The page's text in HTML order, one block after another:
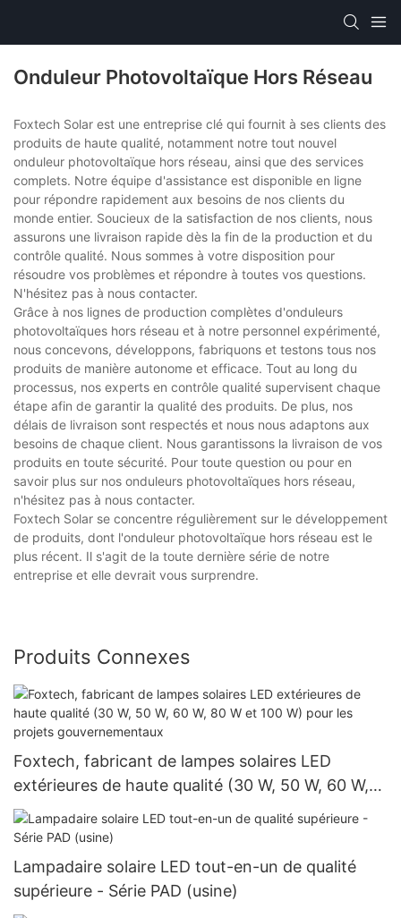
Onduleur Photovoltaïque Hors Réseau
Foxtech Solar est une entreprise clé qui fournit à ses clients des
produits de haute qualité, notamment notre tout nouvel
onduleur photovoltaïque hors réseau, ainsi que des services
complets. Notre équipe d'assistance est disponible en ligne
pour répondre rapidement aux besoins de nos clients du
monde entier. Soucieux de la satisfaction de nos clients, nous
assurons une livraison rapide dès la fin de la production et du
contrôle qualité. Nous sommes à votre disposition pour
résoudre vos problèmes et répondre à toutes vos questions.
N'hésitez pas à nous contacter.
Grâce à nos lignes de production complètes d'onduleurs
photovoltaïques hors réseau et à notre personnel expérimenté,
nous concevons, développons, fabriquons et testons tous nos
produits de manière autonome et efficace. Tout au long du
processus, nos experts en contrôle qualité supervisent chaque
étape afin de garantir la qualité des produits. De plus, nos
délais de livraison sont respectés et nous nous adaptons aux
besoins de chaque client. Nous garantissons la livraison de vos
produits en toute sécurité. Pour toute question ou pour en
savoir plus sur nos onduleurs photovoltaïques hors réseau,
n'hésitez pas à nous contacter.
Foxtech Solar se concentre régulièrement sur le développement
de produits, dont l'onduleur photovoltaïque hors réseau est le
plus récent. Il s'agit de la toute dernière série de notre
entreprise et elle devrait vous surprendre.
Produits Connexes
Foxtech, fabricant de lampes solaires LED
extérieures de haute qualité (30 W, 50 W, 60 W,
80 W et 100 W) pour les projets
gouvernementaux
Lampadaire solaire LED tout-en-un de qualité
supérieure - Série PAD (usine)